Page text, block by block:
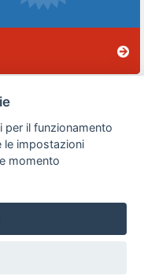
Scrivici
unipersonale
Via A. Costa, 2
per il funzionamento
le impostazioni
momento